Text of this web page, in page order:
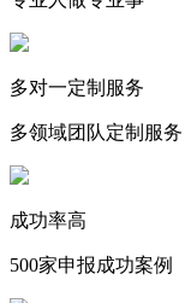
多对一定制服务
多领域团队定制服务
成功率高
500家申报成功案例